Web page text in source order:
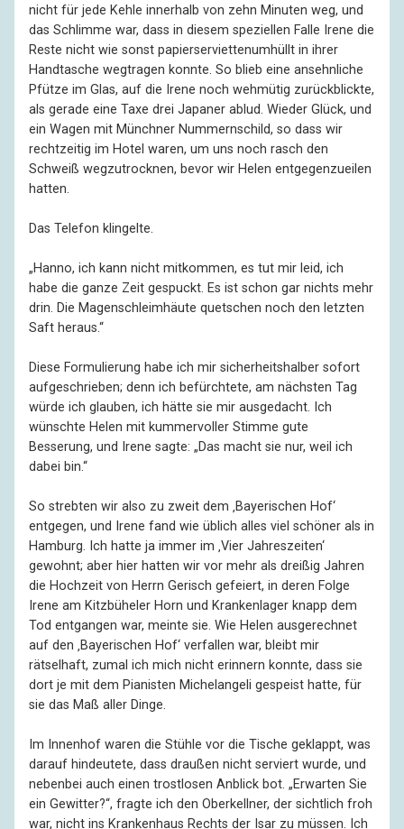
nicht für jede Kehle innerhalb von zehn Minuten weg, und
das Schlimme war, dass in diesem speziellen Falle Irene die
Reste nicht wie sonst papierserviettenumhüllt in ihrer
Handtasche wegtragen konnte. So blieb eine ansehnliche
Pfütze im Glas, auf die Irene noch wehmütig zurückblickte,
als gerade eine Taxe drei Japaner ablud. Wieder Glück, und
ein Wagen mit Münchner Nummernschild, so dass wir
rechtzeitig im Hotel waren, um uns noch rasch den
Schweiß wegzutrocknen, bevor wir Helen entgegenzueilen
hatten.
Das Telefon klingelte.
„Hanno, ich kann nicht mitkommen, es tut mir leid, ich
habe die ganze Zeit gespuckt. Es ist schon gar nichts mehr
drin. Die Magenschleimhäute quetschen noch den letzten
Saft heraus.“
Diese Formulierung habe ich mir sicherheitshalber sofort
aufgeschrieben; denn ich befürchtete, am nächsten Tag
würde ich glauben, ich hätte sie mir ausgedacht. Ich
wünschte Helen mit kummervoller Stimme gute
Besserung, und Irene sagte: „Das macht sie nur, weil ich
dabei bin.“
So strebten wir also zu zweit dem ‚Bayerischen Hof‘
entgegen, und Irene fand wie üblich alles viel schöner als in
Hamburg. Ich hatte ja immer im ‚Vier Jahreszeiten‘
gewohnt; aber hier hatten wir vor mehr als dreißig Jahren
die Hochzeit von Herrn Gerisch gefeiert, in deren Folge
Irene am Kitzbüheler Horn und Krankenlager knapp dem
Tod entgangen war, meinte sie. Wie Helen ausgerechnet
auf den ‚Bayerischen Hof‘ verfallen war, bleibt mir
rätselhaft, zumal ich mich nicht erinnern konnte, dass sie
dort je mit dem Pianisten Michelangeli gespeist hatte, für
sie das Maß aller Dinge.
Im Innenhof waren die Stühle vor die Tische geklappt, was
darauf hindeutete, dass draußen nicht serviert wurde, und
nebenbei auch einen trostlosen Anblick bot. „Erwarten Sie
ein Gewitter?“, fragte ich den Oberkellner, der sichtlich froh
war, nicht ins Krankenhaus Rechts der Isar zu müssen. Ich